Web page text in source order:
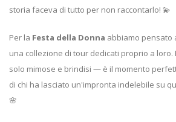
storia faceva di tutto per non raccontarlo! 💫
Per la Festa della Donna abbiamo pensato
una collezione di tour dedicati proprio a loro.
solo mimose e brindisi — è il momento
di chi ha lasciato un'impronta indelebile su
🌸